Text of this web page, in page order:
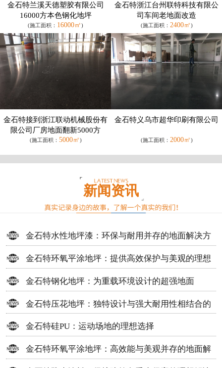
金石特兰溪天德塑胶有限公司
16000方本色钢化地坪
(施工面积： 16000㎡)
金石特浙江台州联特科技有限公
司车间老地面改造
(施工面积： 2400㎡)
金石特接到浙江联动机械股份有
限公司厂房地面翻新5000方
(施工面积： 5000㎡)
金石特义乌市超华印刷有限公司
(施工面积： 2000㎡)
新闻资讯
金石特水性地坪漆：环保与耐用并存的地面解决方
案
金石特环氧平涂地坪：提供高效保护与美观的理想
选择
金石特钢化地坪：为重载环境设计的超强地面
金石特压花地坪：独特设计与强大耐用性相结合的
地面材料
金石特硅PU：运动场地的理想选择
金石特环氧平涂地坪：高效能与美观并存的地面解